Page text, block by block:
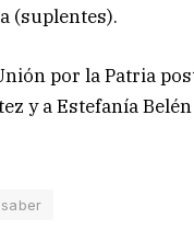
(suplentes).
por la Patria
y a Estefanía Belén